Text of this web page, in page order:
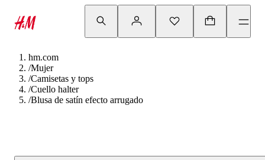
hm.com
/Mujer
/Camisetas y tops
/Cuello halter
/Blusa de satín efecto arrugado